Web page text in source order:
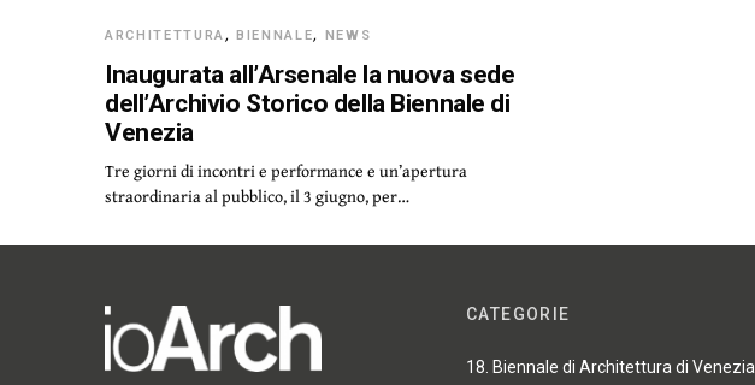
ARCHITETTURA,BIENNALE, NEWS
Inaugurata all’Arsenale la nuova sede
dell’Archivio Storico della Biennale di
Venezia
Tre giorni di incontri e performance e un’apertura
straordinaria al pubblico, il 3 giugno, per…
CATEGORIE
18. Biennale di Architettura di Venezia